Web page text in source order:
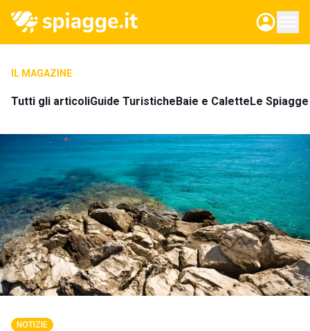
IL MAGAZINE
Tutti gli articoliGuide TuristicheBaie e CaletteLe
NOTIZIE